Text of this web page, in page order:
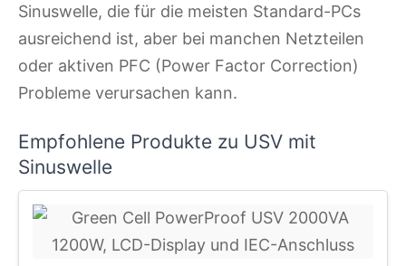
Sinuswelle, die für die meisten Standard-PCs
ausreichend ist, aber bei manchen Netzteilen
oder aktiven PFC (Power Factor Correction)
Probleme verursachen kann.
Empfohlene Produkte zu USV mit
Sinuswelle